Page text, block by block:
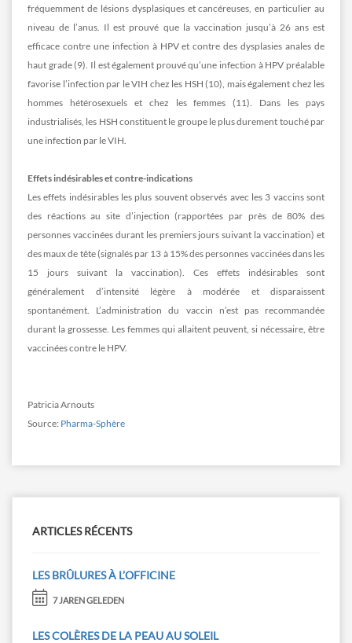
fréquemment de lésions dysplasiques et cancéreuses, en particulier au
niveau de l’anus. Il est prouvé que la vaccination jusqu’à 26 ans est
efficace contre une infection à HPV et contre des dysplasies anales de
haut grade (9). Il est également prouvé qu’une infection à HPV préalable
favorise l’infection par le VIH chez les HSH (10), mais également chez les
hommes hétérosexuels et chez les femmes (11). Dans les pays
industrialisés, les HSH constituent le groupe le plus durement touché par
une infection par le VIH.
Effets indésirables et contre-indications
Les effets indésirables les plus souvent observés avec les 3 vaccins sont
des réactions au site d’injection (rapportées par près de 80% des
personnes vaccinées durant les premiers jours suivant la vaccination) et
des maux de tête (signalés par 13 à 15% des personnes vaccinées dans les
15 jours suivant la vaccination). Ces effets indésirables sont
généralement d’intensité légère à modérée et disparaissent
spontanément. L’administration du vaccin n’est pas recommandée
durant la grossesse. Les femmes qui allaitent peuvent, si nécessaire, être
vaccinées contre le HPV.
Patricia Arnouts
Source: Pharma-Sphère
ARTICLES RÉCENTS
LES BRÛLURES À L’OFFICINE
7 JAREN GELEDEN
LES COLÈRES DE LA PEAU AU SOLEIL